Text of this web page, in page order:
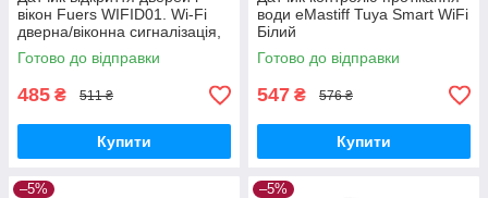
вікон Fuers WIFID01. Wi-Fi
дверна/віконна сигналізація,
Tuya/Smart Life
Готово до відправки
485 ₴ 511 ₴
Купити
води eMastiff Tuya Smart WiFi
Білий
Готово до відправки
547 ₴ 576 ₴
Купити
–5% –5%